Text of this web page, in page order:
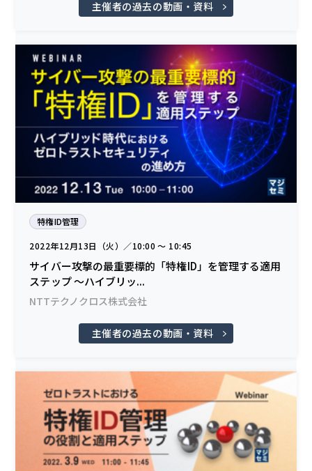
主催者の過去の動画・資料
特権ID管理
2022年12月13日（火）／10:00 〜 10:45
サイバー攻撃の最重要標的「特権ID」を管理する適用
ステップ ～ハイブリッ...
NTTテクノクロス株式会社
主催者の過去の動画・資料